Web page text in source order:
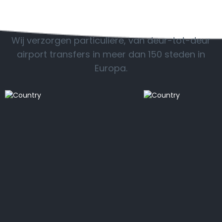
Wij verzorgen particuliere, van deur-tot-deur
airport transfers in meer dan 150 steden in
Europa.